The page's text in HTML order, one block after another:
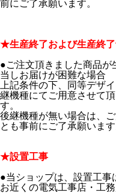
前にご了承願います。
★生産終了および生産終
●ご注文頂きました商品が
当しお届けが困難な場合
上記条件の下、同等デザ
継機種にてご用意させて
す。
後継機種が無い場合は、
とも事前にご了承願います
★設置工事
●当ショップは、設置工事
お近くの電気工事店・工